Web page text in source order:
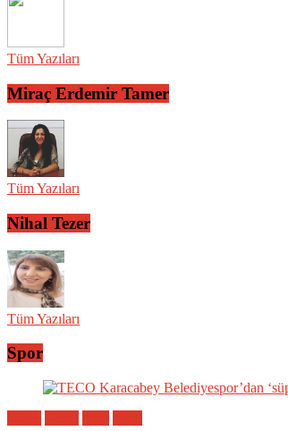
Tüm Yazıları
Miraç Erdemir Tamer
Tüm Yazıları
Nihal Tezer
Tüm Yazıları
Spor